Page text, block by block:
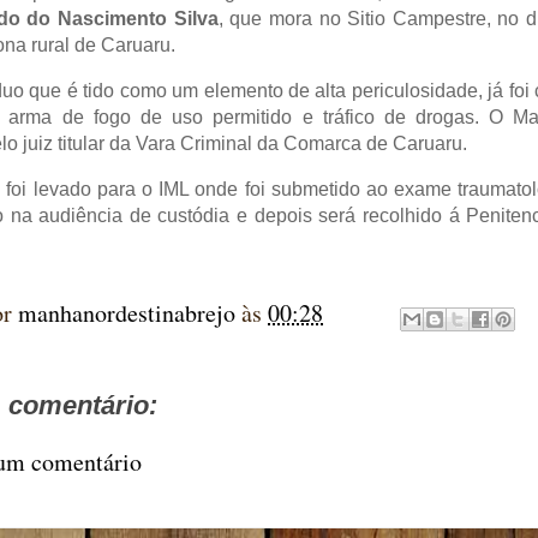
do Nascimento Silva, que mora no Sitio Campestre, no
rural de Caruaru.
que é tido como um elemento de alta periculosidade, já foi
arma de fogo de uso permitido e tráfico de drogas. O
juiz titular da Vara Criminal da Comarca de Caruaru.
foi levado para o IML onde foi submetido ao exame
na audiência de custódia e depois será recolhido á
manhanordestinabrejoàs 00:28
comentário:
comentário